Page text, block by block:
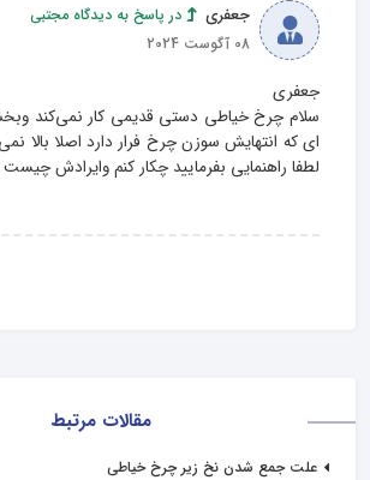
مقالات مرتبط
علت جمع شدن نخ زیر چرخ خیاطی
جعفری
در پاسخ به دیدگاه مجتبی
08 آگوست 2024
سلام چرخ خیاطی
ای که انتهایش سوزن چرخ فرار دارد اصلا بالا
لطفا راهنمایی بفرمایید چکار کنم وایرادش